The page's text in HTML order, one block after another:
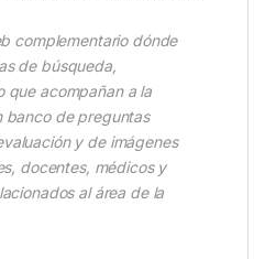
complementario dónde
de búsqueda,
que acompañan a la
banco de preguntas
y de imágenes
docentes, médicos y
al área de la